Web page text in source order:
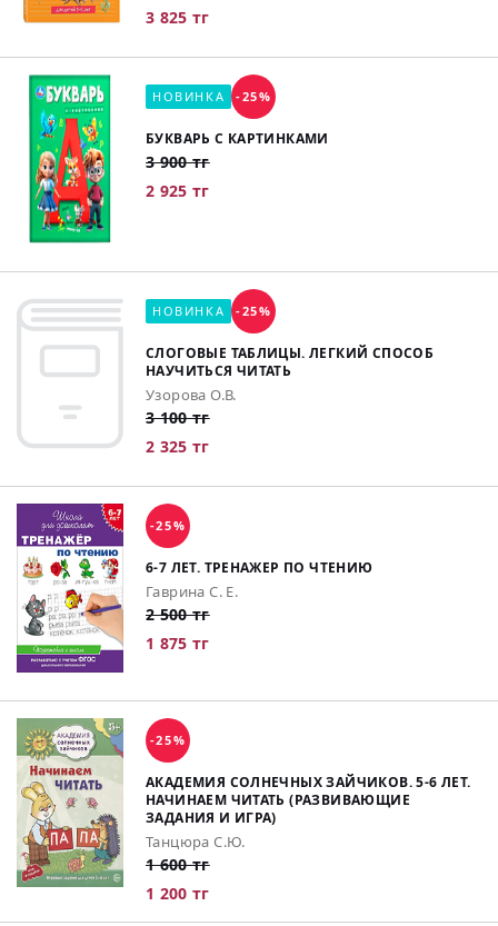
3 825 тг
НОВИНКА -25%
БУКВАРЬ С КАРТИНКАМИ
3 900 тг
2 925 тг
НОВИНКА -25%
СЛОГОВЫЕ ТАБЛИЦЫ. ЛЕГКИЙ СПОСОБ
НАУЧИТЬСЯ ЧИТАТЬ
Узорова О.В.
3 100 тг
2 325 тг
-25%
6-7 ЛЕТ. ТРЕНАЖЕР ПО ЧТЕНИЮ
Гаврина С. Е.
2 500 тг
1 875 тг
-25%
АКАДЕМИЯ СОЛНЕЧНЫХ ЗАЙЧИКОВ. 5-6 ЛЕТ.
НАЧИНАЕМ ЧИТАТЬ (РАЗВИВАЮЩИЕ
ЗАДАНИЯ И ИГРА)
Танцюра С.Ю.
1 600 тг
1 200 тг